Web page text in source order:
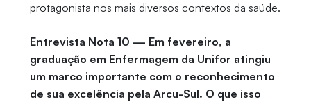
protagonista nos mais diversos contextos da saúde.
Entrevista Nota 10 — Em fevereiro, a
graduação em Enfermagem da Unifor atingiu
um marco importante com o reconhecimento
de sua excelência pela Arcu-Sul. O que isso